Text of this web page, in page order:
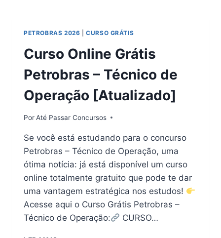
PETROBRAS 2026 |CURSO GRÁTIS
Curso Online Grátis
Petrobras – Técnico de
Operação [Atualizado]
PorAté Passar Concursos
Se você está estudando para o concurso
Petrobras – Técnico de Operação, uma
ótima notícia: já está disponível um curso
online totalmente gratuito que pode te dar
uma vantagem estratégica nos estudos!
Acesse aqui o Curso Grátis Petrobras –
Técnico de Operação:
CURSO…